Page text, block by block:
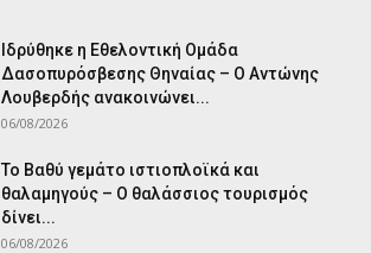
Ιδρύθηκε η Εθελοντική Ομάδα
Δασοπυρόσβεσης Θηναίας – Ο Αντώνης
Λουβερδής ανακοινώνει...
06/08/2026
Το Βαθύ γεμάτο ιστιοπλοϊκά και
θαλαμηγούς – Ο θαλάσσιος τουρισμός
δίνει...
06/08/2026